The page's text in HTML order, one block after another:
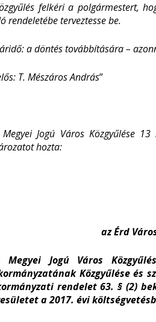
felkéri a polgármestert,
rendeletébe terveztesse be.
a döntés továbbítására –
T. Mészáros András”
Megyei Jogú Város Közgyűlése
hozta:
az Érd
Megyei Jogú Város
Közgyűlése és
rendelet 63. § (2)
a 2017. évi